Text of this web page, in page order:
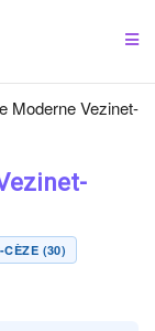
Moderne Vezinet-
(30)